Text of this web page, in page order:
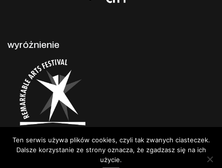
wyróżnienie
Ten serwis używa plików cookies, czyli tak zwanych ciasteczek.
Dalsze korzystanie ze strony oznacza, że zgadzasz się na ich
użycie.